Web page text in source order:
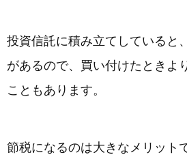
投資信託に積み立てしていると
があるので、買い付けたときよ
こともあります。
節税になるのは大きなメリット